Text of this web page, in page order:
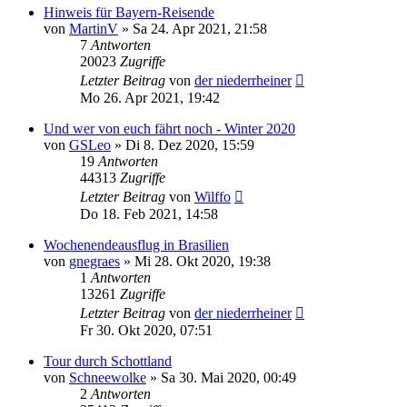
Hinweis für Bayern-Reisende
von MartinV » Sa 24. Apr 2021, 21:58
7 Antworten
20023 Zugriffe
Letzter Beitrag von der niederrheiner
Mo 26. Apr 2021, 19:42
Und wer von euch fährt noch - Winter 2020
von GSLeo » Di 8. Dez 2020, 15:59
19 Antworten
44313 Zugriffe
Letzter Beitrag von Wilffo
Do 18. Feb 2021, 14:58
Wochenendeausflug in Brasilien
von gnegraes » Mi 28. Okt 2020, 19:38
1 Antworten
13261 Zugriffe
Letzter Beitrag von der niederrheiner
Fr 30. Okt 2020, 07:51
Tour durch Schottland
von Schneewolke » Sa 30. Mai 2020, 00:49
2 Antworten